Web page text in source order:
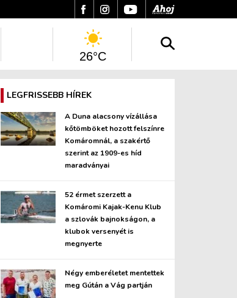
26°C
LEGFRISSEBB HÍREK
A Duna alacsony vízállása
kőtömböket hozott felszínre
Komáromnál, a szakértő
szerint az 1909-es híd
maradványai
52 érmet szerzett a
Komáromi Kajak-Kenu Klub
a szlovák bajnokságon, a
klubok versenyét is
megnyerte
Négy emberéletet mentettek
meg Gútán a Vág partján